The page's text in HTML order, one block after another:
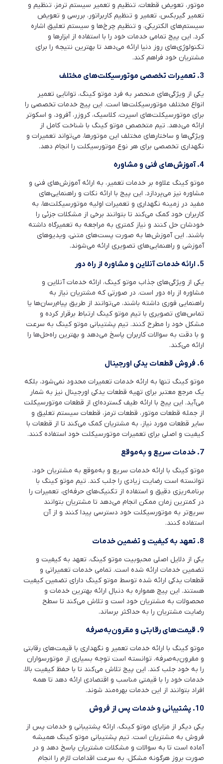
موتور، تعویض قطعات، تنظیم و تعمیر سیستم ترمز، تنظیم و
تعمیر گیربکس، تعمیر و تنظیم کاربراتور، بررسی و تعویض
سیستم‌های الکتریکی، و تنظیم چرخ‌ها و سیستم تعلیق اشاره
کرد. این پیج تمامی خدمات خود را با استفاده از ابزارها و
تکنولوژی‌های روز دنیا ارائه می‌دهد تا بهترین نتیجه را برای
مشتریان خود فراهم کند.
3. تعمیرات تخصصی موتورسیکلت‌های مختلف
یکی از ویژگی‌های منحصر به فرد موتو کینگ، توانایی تعمیر
انواع مختلف موتورسیکلت‌ها است. این پیج خدمات تخصصی را
برای موتورسیکلت‌های اسپرت، کلاسیک، کروزر، آفرود، و اسکوتر
ارائه می‌دهد. تیم متخصص موتو کینگ با شناخت کامل از
ویژگی‌ها و ساختارهای مختلف این موتورها، می‌تواند تعمیرات و
نگهداری تخصصی برای هر نوع موتورسیکلت را انجام دهد.
4. آموزش‌های فنی و مشاوره
موتو کینگ علاوه بر خدمات تعمیر، به ارائه آموزش‌های فنی و
مشاوره نیز می‌پردازد. این پیج با ارائه نکات و راهنمایی‌های
مفید در زمینه نگهداری و تعمیرات اولیه موتورسیکلت‌ها، به
کاربران خود کمک می‌کند تا بتوانند برخی از مشکلات جزئی را
خودشان حل کنند و نیاز کمتری به مراجعه به تعمیرگاه داشته
باشند. این آموزش‌ها به صورت پست‌های متنی، ویدیوهای
آموزشی و راهنمایی‌های تصویری ارائه می‌شوند.
5. ارائه خدمات آنلاین و مشاوره از راه دور
یکی از ویژگی‌های جذاب موتو کینگ، ارائه خدمات آنلاین و
مشاوره از راه دور است. در صورتی که مشتریان نیاز به
راهنمایی فوری داشته باشند، می‌توانند از طریق پیام‌رسان‌ها یا
تماس‌های تصویری با تیم موتو کینگ ارتباط برقرار کرده و
مشکل خود را مطرح کنند. تیم پشتیبانی موتو کینگ به سرعت
و با دقت به سوالات کاربران پاسخ می‌دهد و بهترین راه‌حل‌ها را
ارائه می‌کند.
6. فروش قطعات یدکی اورجینال
موتو کینگ تنها به ارائه خدمات تعمیرات محدود نمی‌شود، بلکه
یک مرجع معتبر برای تهیه قطعات یدکی اورجینال نیز به شمار
می‌آید. این پیج با ارائه طیف گسترده‌ای از قطعات موتورسیکلت
از جمله قطعات موتور، قطعات ترمز، قطعات سیستم تعلیق و
سایر قطعات مورد نیاز، به مشتریان کمک می‌کند تا از قطعات با
کیفیت و اصلی برای تعمیرات موتورسیکلت خود استفاده کنند.
7. خدمات سریع و به‌موقع
موتو کینگ با ارائه خدمات سریع و به‌موقع به مشتریان خود،
توانسته است رضایت زیادی را جلب کند. تیم موتو کینگ با
برنامه‌ریزی دقیق و استفاده از تکنیک‌های حرفه‌ای، تعمیرات را
در کمترین زمان ممکن انجام می‌دهد تا مشتریان بتوانند
سریع‌تر به موتورسیکلت خود دسترسی پیدا کنند و از آن
استفاده کنند.
8. تعهد به کیفیت و تضمین خدمات
یکی از دلایل اصلی محبوبیت موتو کینگ، تعهد به کیفیت و
تضمین خدمات ارائه شده است. تمامی خدمات تعمیراتی و
قطعات یدکی ارائه شده توسط موتو کینگ دارای تضمین کیفیت
هستند. این پیج همواره به دنبال ارائه بهترین خدمات و
محصولات به مشتریان خود است و تلاش می‌کند تا سطح
رضایت مشتریان را به حداکثر برساند.
9. قیمت‌های رقابتی و مقرون‌به‌صرفه
موتو کینگ با ارائه خدمات تعمیر و نگهداری با قیمت‌های رقابتی
و مقرون‌به‌صرفه، توانسته است توجه بسیاری از موتورسواران
را به خود جلب کند. این پیج تلاش می‌کند تا با حفظ کیفیت بالا،
خدمات خود را با قیمتی مناسب و اقتصادی ارائه دهد تا همه
افراد بتوانند از این خدمات بهره‌مند شوند.
10. پشتیبانی و خدمات پس از فروش
یکی دیگر از مزایای موتو کینگ، ارائه پشتیبانی و خدمات پس از
فروش به مشتریان است. تیم پشتیبانی موتو کینگ همیشه
آماده است تا به سوالات و مشکلات مشتریان پاسخ دهد و در
صورت بروز هرگونه مشکل، به سرعت اقدامات لازم را انجام